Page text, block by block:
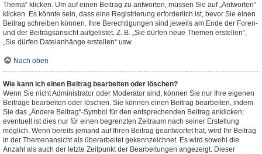
Thema“ klicken. Um auf einen Beitrag zu antworten, müssen Sie auf „Antworten“
klicken. Es könnte sein, dass eine Registrierung erforderlich ist, bevor Sie einen
Beitrag schreiben können. Ihre Berechtigungen sind jeweils am Ende der Foren-
und der Beitragsansicht aufgelistet. Z. B. „Sie dürfen neue Themen erstellen“,
„Sie dürfen Dateianhänge erstellen“ usw.
Nach oben
Wie kann ich einen Beitrag bearbeiten oder löschen?
Wenn Sie nicht Administrator oder Moderator sind, können Sie nur Ihre eigenen
Beiträge bearbeiten oder löschen. Sie können einen Beitrag bearbeiten, indem
Sie das „Ändere Beitrag“-Symbol für den entsprechenden Beitrag anklicken;
eventuell ist dies nur für einen begrenzten Zeitraum nach seiner Erstellung
möglich. Wenn bereits jemand auf Ihren Beitrag geantwortet hat, wird Ihr Beitrag
in der Themenansicht als überarbeitet gekennzeichnet. Es wird sowohl die
Anzahl als auch der letzte Zeitpunkt der Bearbeitungen angezeigt. Dieser